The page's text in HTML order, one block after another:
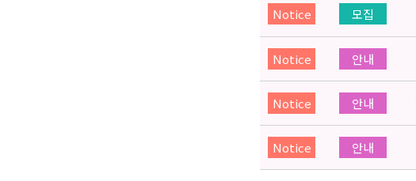
Notice 모집
Notice 안내
Notice 안내
Notice 안내